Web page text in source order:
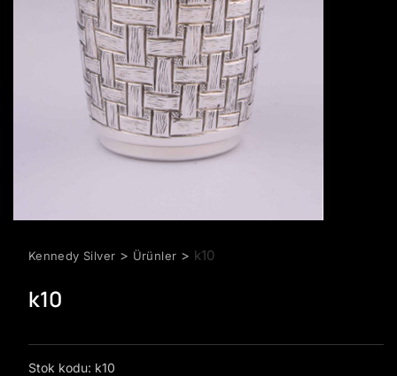
Kennedy Silver > Ürünler > k10
k10
Stok kodu: k10